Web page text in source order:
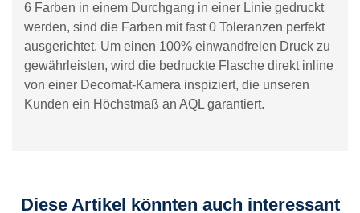
6 Farben in einem Durchgang in einer Linie gedruckt
werden, sind die Farben mit fast 0 Toleranzen perfekt
ausgerichtet. Um einen 100% einwandfreien Druck zu
gewährleisten, wird die bedruckte Flasche direkt inline
von einer Decomat-Kamera inspiziert, die unseren
Kunden ein Höchstmaß an AQL garantiert.
Diese Artikel könnten auch interessant